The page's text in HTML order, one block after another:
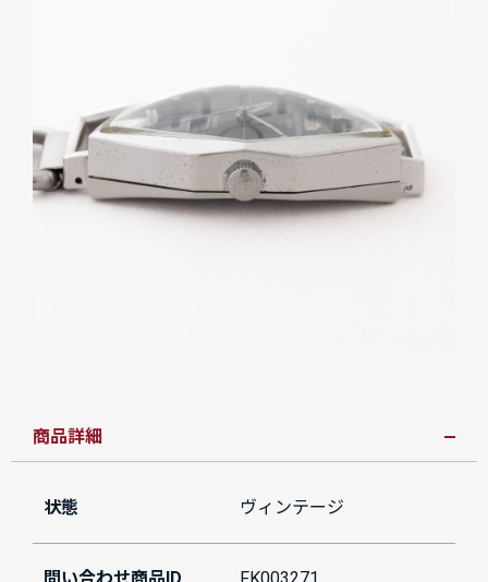
商品詳細
状態 ヴィンテージ